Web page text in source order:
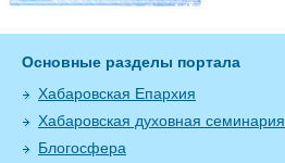
Основные разделы портала
Хабаровская Епархия
Хабаровская духовная семинария
Блогосфера